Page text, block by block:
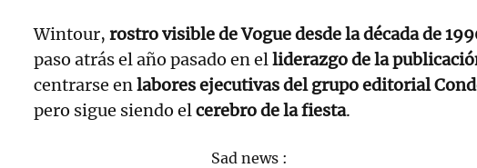
Wintour, rostro visible de Vogue desde la década de
paso atrás el año pasado en elliderazgo de la
centrarse enlabores ejecutivas del grupo editorial
pero sigue siendo elcerebro de la fiesta.
Sad news :